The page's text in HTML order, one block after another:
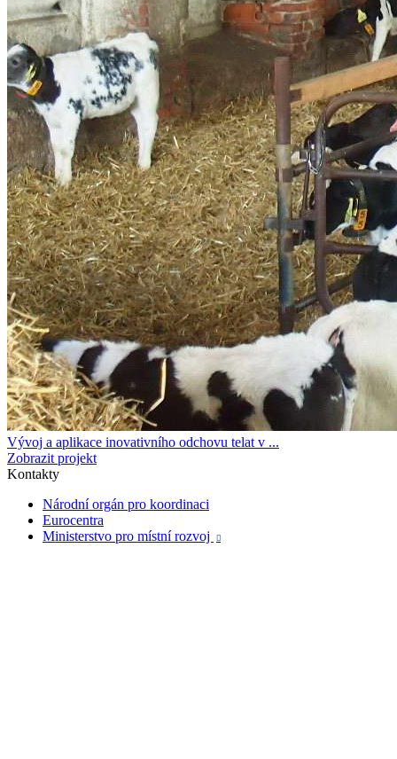
Vývoj a aplikace inovativního odchovu telat v ...
Zobrazit projekt
Kontakty
Národní orgán pro koordinaci
Eurocentra
Ministerstvo pro místní rozvoj
